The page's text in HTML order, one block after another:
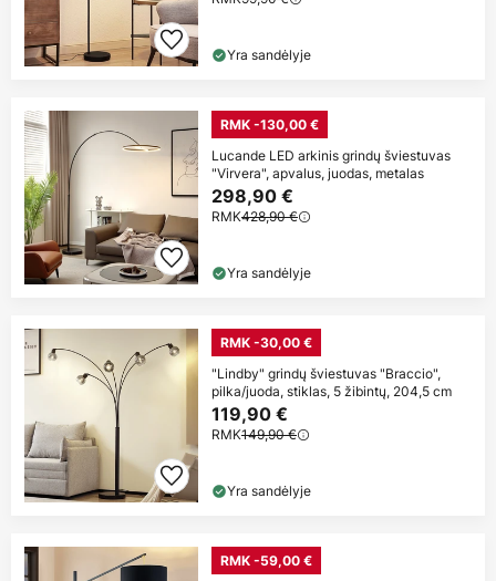
Yra sandėlyje
RMK -130,00 €
Lucande LED arkinis grindų šviestuvas
"Virvera", apvalus, juodas, metalas
298,90 €
RMK428,90 €
Yra sandėlyje
RMK -30,00 €
"Lindby" grindų šviestuvas "Braccio",
pilka/juoda, stiklas, 5 žibintų, 204,5 cm
119,90 €
RMK149,90 €
Yra sandėlyje
RMK -59,00 €